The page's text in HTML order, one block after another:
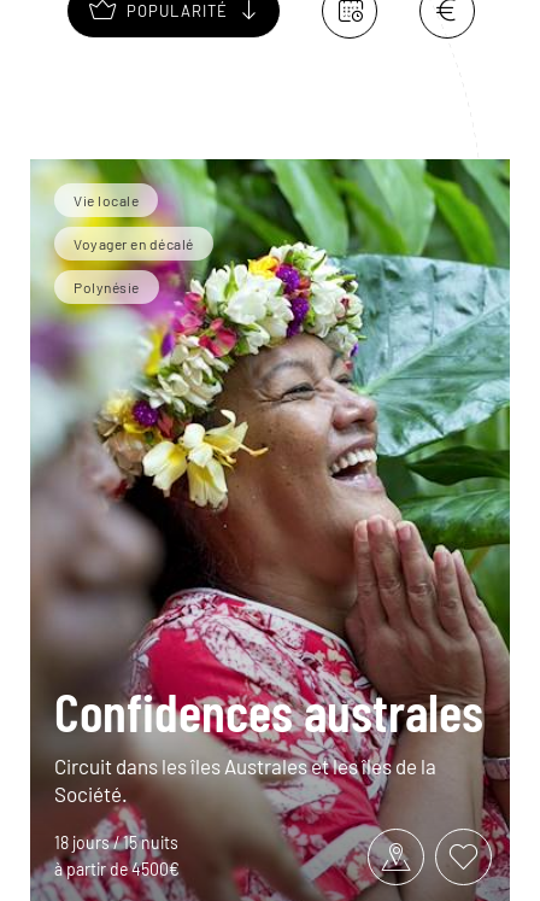
POPULARITÉ
Vie locale
Voyager en décalé
Polynésie
Confidences australes
Circuit dans les îles Australes et les îles de la
Société.
18 jours / 15 nuits
à partir de 4500€